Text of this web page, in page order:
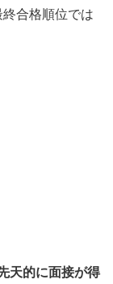
合格順位では
天的に面接が得